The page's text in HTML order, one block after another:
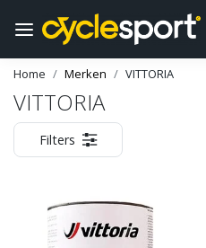
Home Merken VITTORIA
VITTORIA
Filters